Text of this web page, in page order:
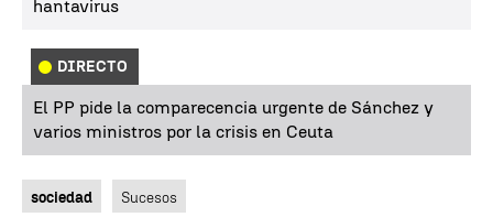
hantavirus
DIRECTO
El PP pide la comparecencia urgente de Sánchez y
varios ministros por la crisis en Ceuta
sociedad Sucesos